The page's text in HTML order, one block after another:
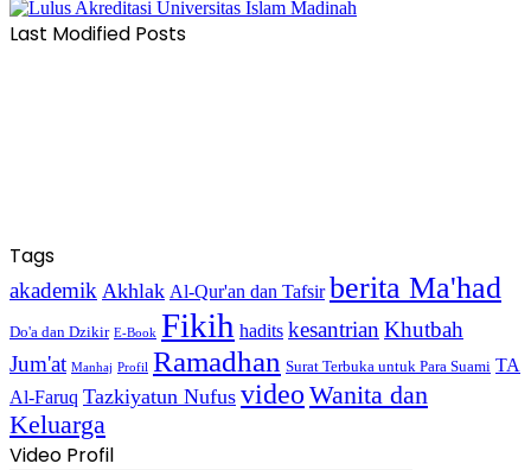
Last Modified Posts
Tags
akademik Akhlak Al-Qur'an dan Tafsir berita Ma'had
Do'a dan Dzikir E-Book Fikih hadits kesantrian Khutbah
Jum'at Manhaj Profil Ramadhan Surat Terbuka untuk Para Suami TA
Al-Faruq Tazkiyatun Nufus video Wanita dan
Keluarga
Video Profil